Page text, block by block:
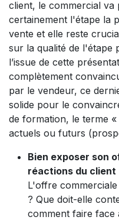
client, le commercial
certainement l'étape la
vente et elle reste
sur la qualité de l'étape
l’issue de cette
complètement
par le vendeur, ce
solide pour le
de formation, le terme
actuels ou futurs
Bien exposer son
réactions du client
L'offre
? Que doit-elle
comment faire face